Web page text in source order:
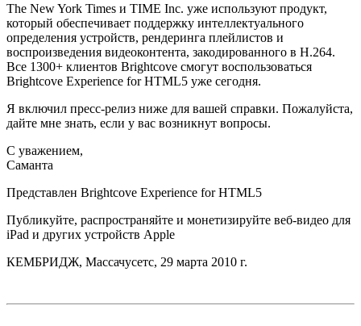
The New York Times и TIME Inc. уже используют продукт,
который обеспечивает поддержку интеллектуального
определения устройств, рендеринга плейлистов и
воспроизведения видеоконтента, закодированного в H.264.
Все 1300+ клиентов Brightcove смогут воспользоваться
Brightcove Experience for HTML5 уже сегодня.
Я включил пресс-релиз ниже для вашей справки. Пожалуйста,
дайте мне знать, если у вас возникнут вопросы.
С уважением,
Саманта
Представлен Brightcove Experience for HTML5
Публикуйте, распространяйте и монетизируйте веб-видео для
iPad и других устройств Apple
КЕМБРИДЖ, Массачусетс, 29 марта 2010 г.